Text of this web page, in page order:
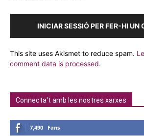
INICIAR SESSIÓ PER FER-HI UN
This site uses Akismet to reduce spam.
comment data is processed.
Connecta't amb les nostres xarxes
7,490 Fans